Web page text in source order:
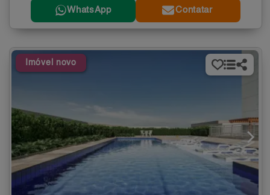
WhatsApp Contatar
Imóvel novo